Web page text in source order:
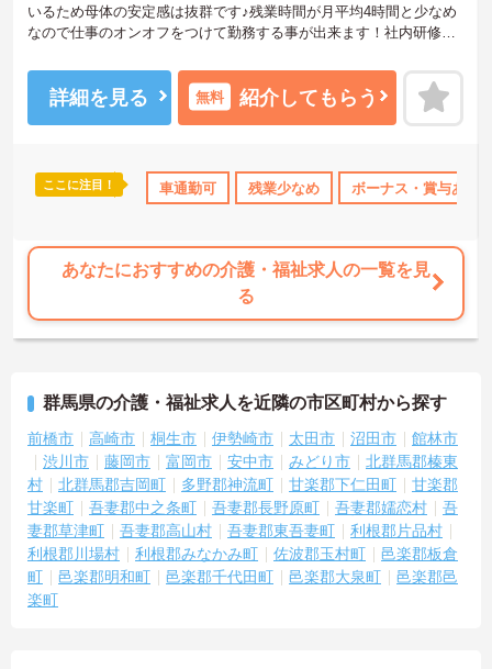
住宅手当・補助 無資格OK 資格取得サポート 研修制
いるため母体の安定感は抜群です♪残業時間が月平均4時間と少なめ
なので仕事のオンオフをつけて勤務する事が出来ます！社内研修活
には面接対策ポイントなど、さらに詳しい詳細をお話いたしますの
でお気軽にご相談ください。
詳細を見る 無料 紹介してもらう
ここに注目！ 車通勤可 残業少なめ ボーナス・賞与あり
あなたにおすすめの介護・福祉求人の一覧を見
る
群馬県の介護・福祉求人を近隣の市区町村から探す
前橋市 高崎市 桐生市 伊勢崎市 太田市 沼田市
館林市
渋川市
藤岡市 富岡市 安中市 みどり市
北群馬郡榛東
村
北群馬郡吉岡町 多野郡神流町 甘楽郡下仁田町
甘楽郡
甘楽町
吾妻郡中之条町 吾妻郡長野原町 吾妻郡嬬恋村
吾
妻郡草津町
吾妻郡高山村 吾妻郡東吾妻町
利根郡片品村
利根郡川場村
利根郡みなかみ町 佐波郡玉村町
邑楽郡板倉
町
邑楽郡明和町 邑楽郡千代田町 邑楽郡大泉町
邑楽郡邑
楽町